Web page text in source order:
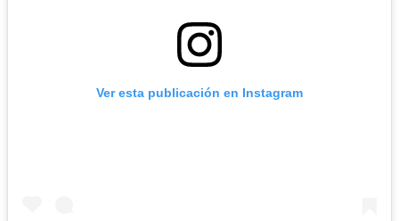
Ver esta publicación en Instagram